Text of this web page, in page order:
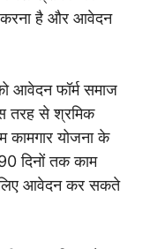
करना है और आवेदन
आवेदन फॉर्म समाज
तरह से श्रमिक
योजना के
दिनों तक काम
लिए आवेदन कर सकते